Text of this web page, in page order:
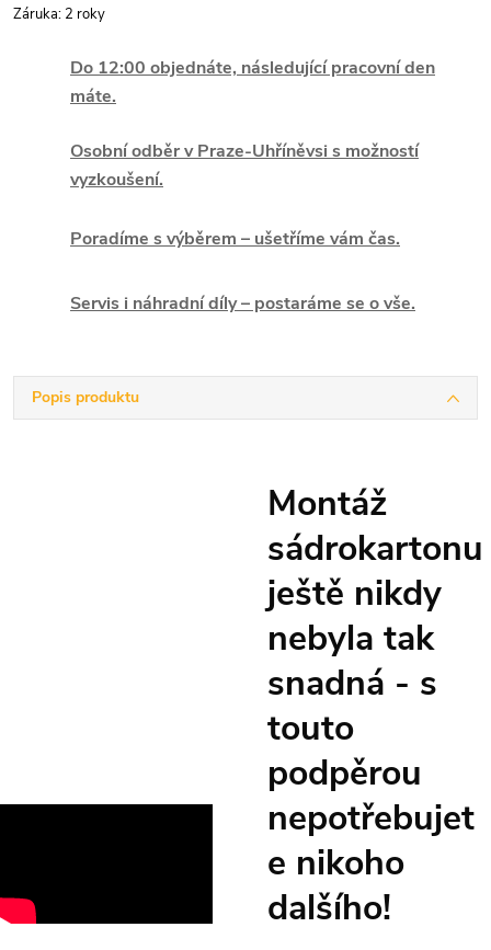
Záruka: 2 roky
Do 12:00 objednáte, následující pracovní den
máte.
Osobní odběr v Praze-Uhříněvsi s možností
vyzkoušení.
Poradíme s výběrem – ušetříme vám čas.
Servis i náhradní díly – postaráme se o vše.
Popis produktu
Montáž
sádrokartonu
ještě nikdy
nebyla tak
snadná - s
touto
podpěrou
nepotřebujet
e nikoho
dalšího!